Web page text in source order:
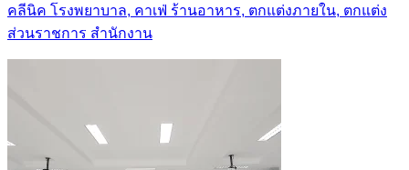
คลีนิค โรงพยาบาล, คาเฟ่ ร้านอาหาร, ตกแต่งภายใน, ตกแต่ง
ส่วนราชการ สำนักงาน